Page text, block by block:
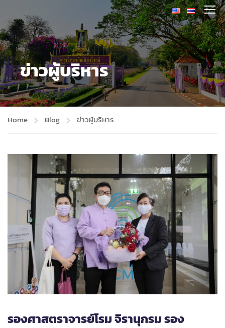
ข่าวผู้บริหาร
Home Blog ข่าวผู้บริหาร
รองศาสตราจารย์โรม จิรานุกรม รอง